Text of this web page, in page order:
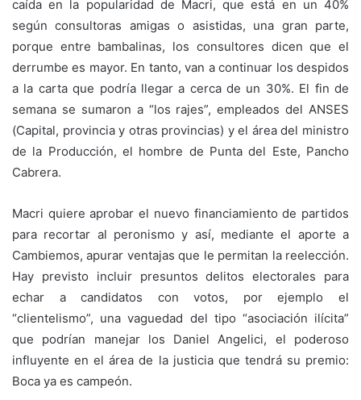
caída en la popularidad de Macri, que está en un 40%
según consultoras amigas o asistidas, una gran parte,
porque entre bambalinas, los consultores dicen que el
derrumbe es mayor. En tanto, van a continuar los despidos
a la carta que podría llegar a cerca de un 30%. El fin de
semana se sumaron a “los rajes”, empleados del ANSES
(Capital, provincia y otras provincias) y el área del ministro
de la Producción, el hombre de Punta del Este, Pancho
Cabrera.
Macri quiere aprobar el nuevo financiamiento de partidos
para recortar al peronismo y así, mediante el aporte a
Cambiemos, apurar ventajas que le permitan la reelección.
Hay previsto incluir presuntos delitos electorales para
echar a candidatos con votos, por ejemplo el
“clientelismo”, una vaguedad del tipo “asociación ilícita”
que podrían manejar los Daniel Angelici, el poderoso
influyente en el área de la justicia que tendrá su premio:
Boca ya es campeón.